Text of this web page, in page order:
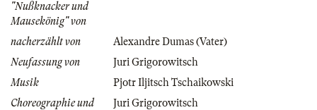
"Nußknacker und
Mausekönig" von
nacherzählt von
Alexandre Dumas (Vater)
Neufassung von
Juri Grigorowitsch
Musik
Pjotr Iljitsch Tschaikowski
Choreographie und
Juri Grigorowitsch